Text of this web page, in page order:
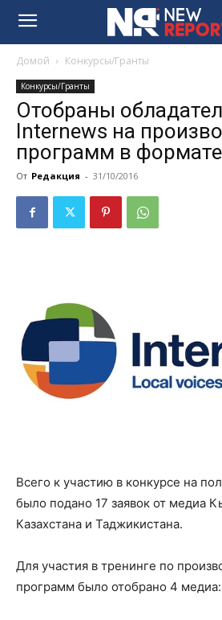
Домой Конкурсы/Гранты
Конкурсы/Гранты
Отобраны
Internews на
программ в формате
От Редакция - 31/10/2016
Всего к участию в конкурсе на
было подано 17 заявок от медиа
Казахстана и Таджикистана.
Для участия в тренинге по
программ было отобрано 4 медиа: